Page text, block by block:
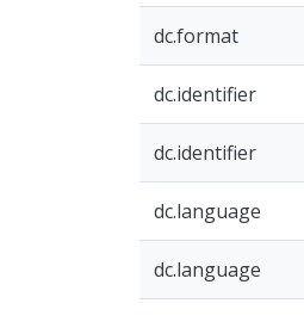
dc.format
dc.identifier
dc.identifier
dc.language
dc.language